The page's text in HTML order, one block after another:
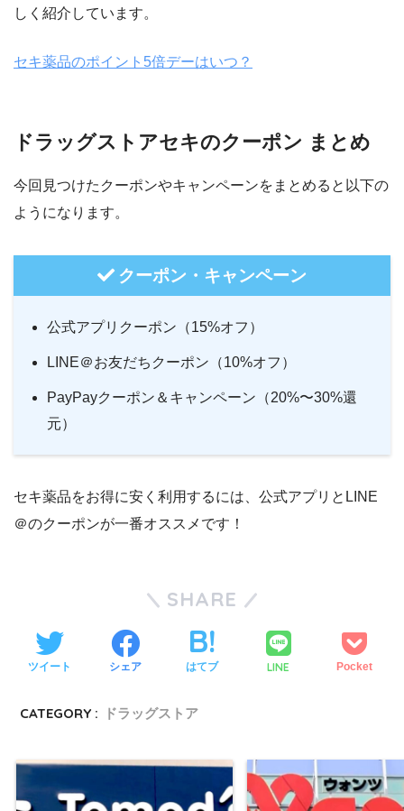
しく紹介しています。
セキ薬品のポイント5倍デーはいつ？
ドラッグストアセキのクーポン まとめ
今回見つけたクーポンやキャンペーンをまとめると以下の
ようになります。
クーポン・キャンペーン
公式アプリクーポン（15%オフ）
LINE＠お友だちクーポン（10%オフ）
PayPayクーポン＆キャンペーン（20%〜30%還
元）
セキ薬品をお得に安く利用するには、公式アプリとLINE
＠のクーポンが一番オススメです！
SHARE
ツイート シェア はてブ LINE Pocket
CATEGORY : ドラッグストア